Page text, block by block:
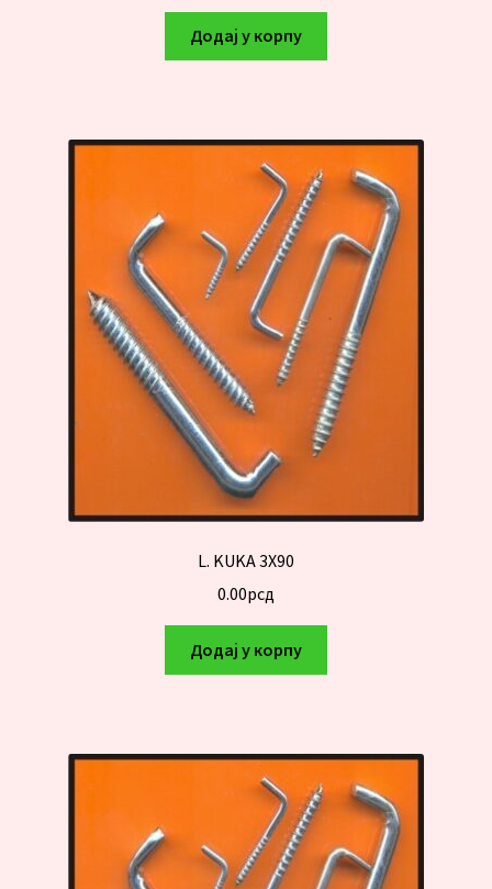
Додај у корпу
L. KUKA 3X90
0.00рсд
Додај у корпу